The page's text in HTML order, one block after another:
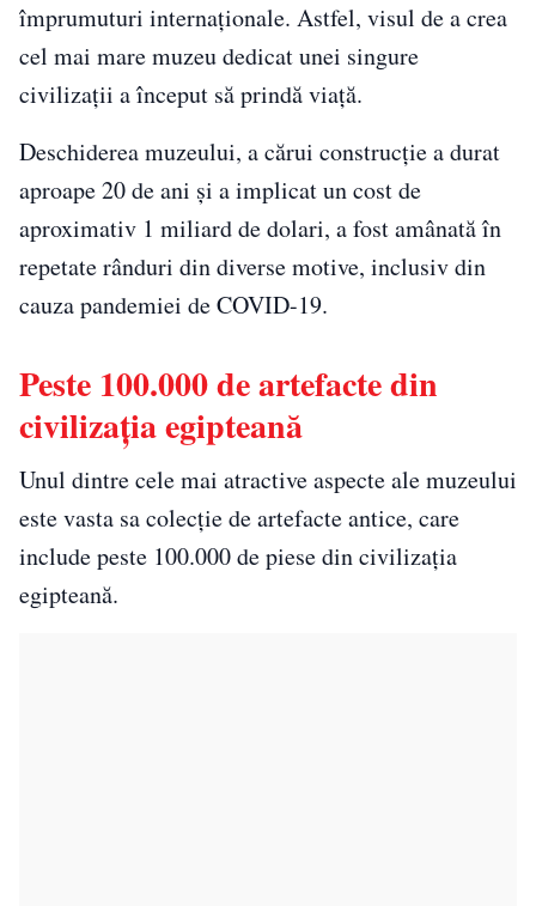
împrumuturi internaționale. Astfel, visul de a crea
cel mai mare muzeu dedicat unei singure
civilizații a început să prindă viață.
Deschiderea muzeului, a cărui construcție a durat
aproape 20 de ani și a implicat un cost de
aproximativ 1 miliard de dolari, a fost amânată în
repetate rânduri din diverse motive, inclusiv din
cauza pandemiei de COVID-19.
Peste 100.000 de artefacte din
civilizația egipteană
Unul dintre cele mai atractive aspecte ale muzeului
este vasta sa colecție de artefacte antice, care
include peste 100.000 de piese din civilizația
egipteană.